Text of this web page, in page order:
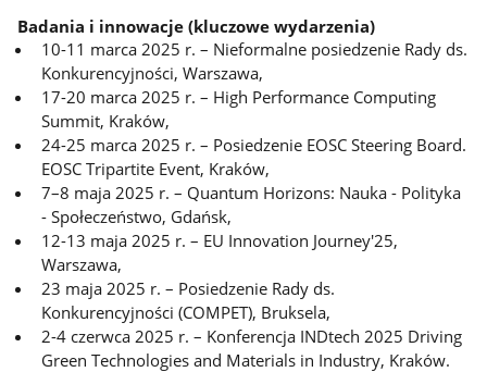
Badania i innowacje (kluczowe wydarzenia)
10-11 marca 2025 r. – Nieformalne posiedzenie Rady ds.
Konkurencyjności, Warszawa,
17-20 marca 2025 r. – High Performance Computing
Summit, Kraków,
24-25 marca 2025 r. – Posiedzenie EOSC Steering Board.
EOSC Tripartite Event, Kraków,
7–8 maja 2025 r. – Quantum Horizons: Nauka - Polityka
- Społeczeństwo, Gdańsk,
12-13 maja 2025 r. – EU Innovation Journey'25,
Warszawa,
23 maja 2025 r. – Posiedzenie Rady ds.
Konkurencyjności (COMPET), Bruksela,
2-4 czerwca 2025 r. – Konferencja INDtech 2025 Driving
Green Technologies and Materials in Industry, Kraków.